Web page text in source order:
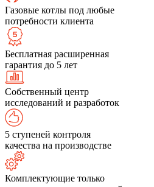
Газовые котлы под любые
потребности клиента
Бесплатная расширенная
гарантия до 5 лет
Собственный центр
исследований и разработок
5 ступеней контроля
качества на производстве
Комплектующие только